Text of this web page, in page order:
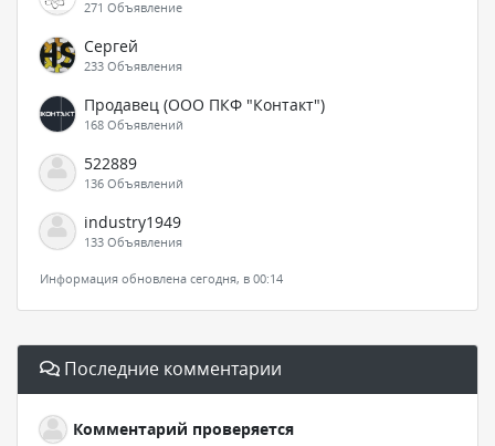
271 Объявление
Сергей
233 Объявления
Продавец (ООО ПКФ "Контакт")
168 Объявлений
522889
136 Объявлений
industry1949
133 Объявления
Информация обновлена сегодня, в 00:14
Последние комментарии
Комментарий проверяется